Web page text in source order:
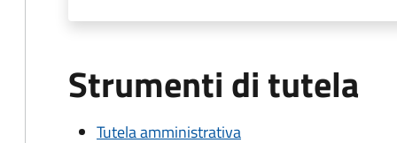
Strumenti di tutela
Tutela amministrativa